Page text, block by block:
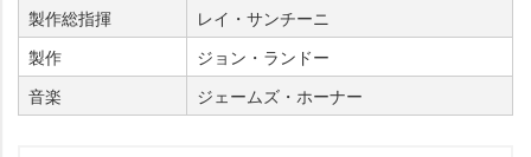
製作総指揮
レイ・サンチーニ
製作
ジョン・ランドー
音楽
ジェームズ・ホーナー